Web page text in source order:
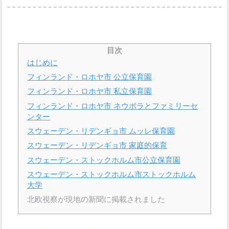
目次
はじめに
フィンランド・ロホヤ市 公立保育園
フィンランド・ロホヤ市 私立保育園
フィンランド・ロホヤ市 ネウボラとファミリーセ
ンター
スウェーデン・リデンギョ市 ムッレ保育園
スウェーデン・リデンギョ市 家庭的保育
スウェーデン・ストックホルム市公立保育園
スウェーデン・ストックホルム市ストックホルム
大学
北欧視察が現地の新聞に掲載されました